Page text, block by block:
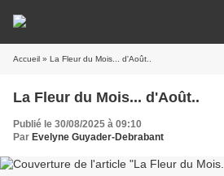
Accueil » La Fleur du Mois... d'Août..
La Fleur du Mois... d'Août..
Publié le 30/08/2025 à 09:10
Par Evelyne Guyader-Debrabant